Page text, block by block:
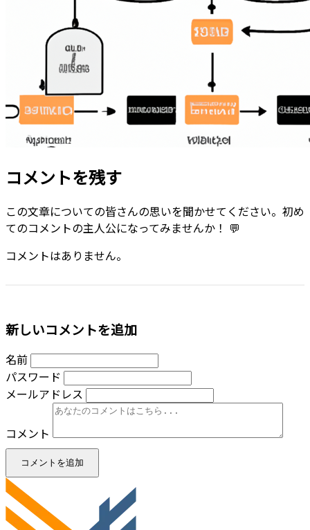
コメントを残す
この文章についての皆さんの思いを聞かせてください。初め
てのコメントの主人公になってみませんか！ 💬
コメントはありません。
新しいコメントを追加
名前
パスワード
メールアドレス
コメント
コメントを追加